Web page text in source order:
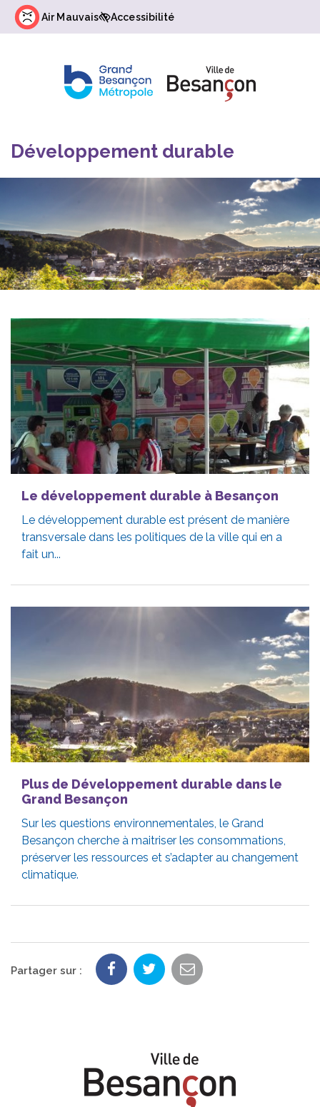
Gestion des traceurs
Air Mauvais
Accessibilité
Développement durable
Le développement durable à Besançon
Le développement durable est présent de manière
transversale dans les politiques de la ville qui en a
fait un...
Plus de Développement durable dans le
Grand Besançon
Sur les questions environnementales, le Grand
Besançon cherche à maitriser les consommations,
préserver les ressources et s’adapter au changement
climatique.
Partager sur :